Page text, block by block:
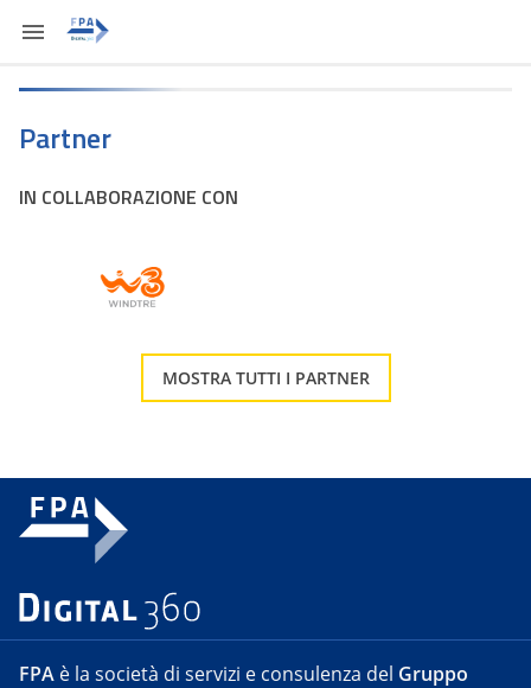
Partner
IN COLLABORAZIONE CON
MOSTRA TUTTI I PARTNER
FPA è la società di servizi e consulenza del Gruppo